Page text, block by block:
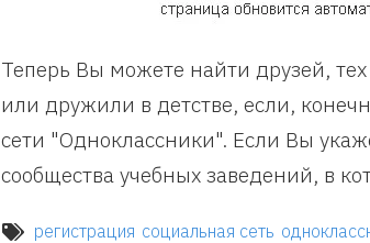
Теперь Вы можете найти друзей,
или дружили в детстве, если,
сети "Одноклассники". Если Вы
сообщества учебных заведений, в
регистрация социальная сеть